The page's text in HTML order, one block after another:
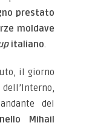
prestato
moldave
italiano.
il giorno
dei
Mihail